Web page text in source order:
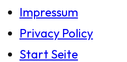
Impressum
Privacy Policy
Start Seite